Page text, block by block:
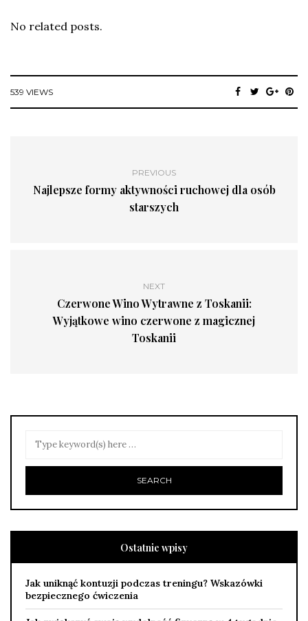
No related posts.
539 VIEWS
PREVIOUS
Najlepsze formy aktywności ruchowej dla osób
starszych
NEXT
Czerwone Wino Wytrawne z Toskanii:
Wyjątkowe wino czerwone z magicznej
Toskanii
Ostatnie wpisy
Jak uniknąć kontuzji podczas treningu? Wskazówki
bezpiecznego ćwiczenia